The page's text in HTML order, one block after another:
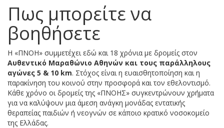
Πως μπορείτε να
βοηθήσετε
Η «ΠΝΟΗ» συμμετέχει εδώ και 18 χρόνια με δρομείς στον
Αυθεντικό Μαραθώνιο Αθηνών και τους παράλληλους
αγώνες 5 & 10 km. Στόχος είναι η ευαισθητοποίηση και η
παρακίνηση του κοινού στην προσφορά και τον εθελοντισμό.
Κάθε χρόνο οι δρομείς της «ΠΝΟΗΣ» συγκεντρώνουν χρήματα
για να καλύψουν μια άμεση ανάγκη μονάδας εντατικής
θεραπείας παιδιών ή νεογνών σε κάποιο κρατικό νοσοκομείο
της Ελλάδας.